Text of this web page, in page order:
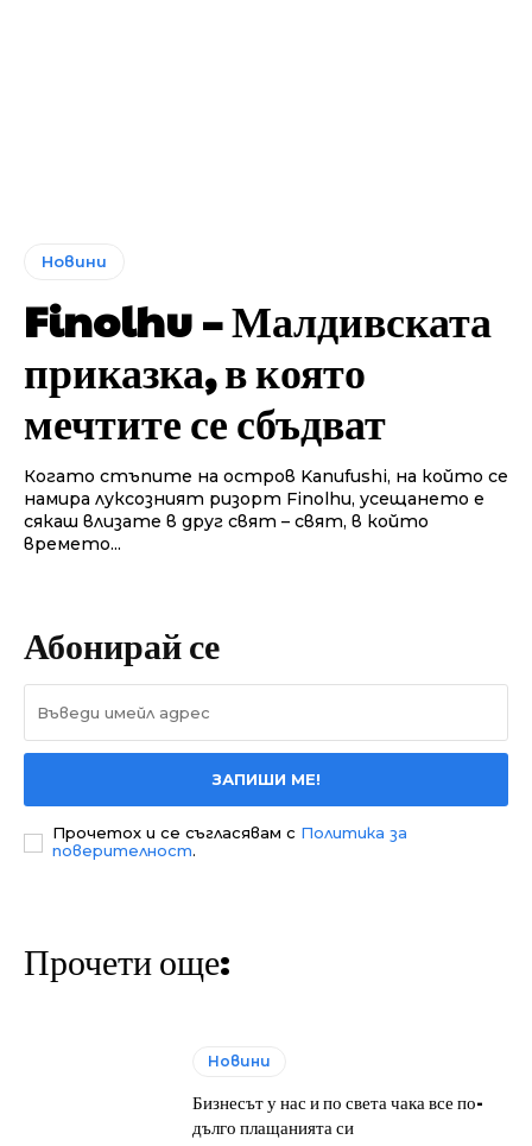
Новини
Finolhu – Малдивската
приказка, в която
мечтите се сбъдват
Когато стъпите на остров Kanufushi, на който се
намира луксозният ризорт Finolhu, усещането е
сякаш влизате в друг свят – свят, в който
времето...
Абонирай се
ЗАПИШИ МЕ!
Прочетох и се съгласявам с Политика за
поверителност.
Прочети още:
Новини
Бизнесът у нас и по света чака все по-
дълго плащанията си